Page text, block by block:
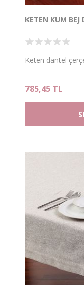
KETEN KUM
Keten dantel
785,45 TL